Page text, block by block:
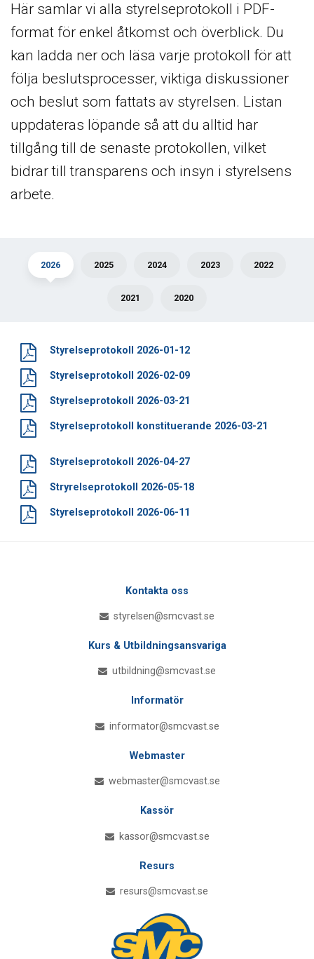
Här samlar vi alla styrelseprotokoll i PDF-
format för enkel åtkomst och överblick. Du
kan ladda ner och läsa varje protokoll för att
följa beslutsprocesser, viktiga diskussioner
och beslut som fattats av styrelsen. Listan
uppdateras löpande så att du alltid har
tillgång till de senaste protokollen, vilket
bidrar till transparens och insyn i styrelsens
arbete.
2026 2025 2024 2023 2022
2021 2020
Styrelseprotokoll 2026-01-12
Styrelseprotokoll 2026-02-09
Styrelseprotokoll 2026-03-21
Styrelseprotokoll konstituerande 2026-03-21
Styrelseprotokoll 2026-04-27
Stryrelseprotokoll 2026-05-18
Styrelseprotokoll 2026-06-11
Kontakta oss
styrelsen@smcvast.se
Kurs & Utbildningsansvariga
utbildning@smcvast.se
Informatör
informator@smcvast.se
Webmaster
webmaster@smcvast.se
Kassör
kassor@smcvast.se
Resurs
resurs@smcvast.se